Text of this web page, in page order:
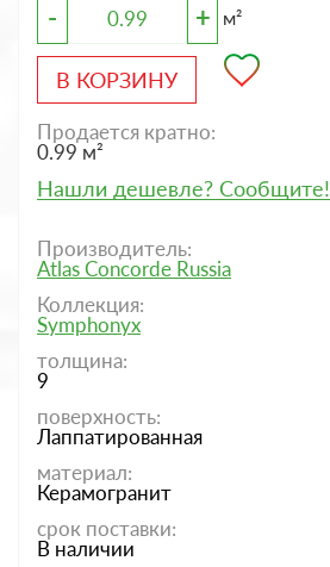
- + м²
В КОРЗИНУ
Продается кратно:
0.99 м²
Нашли дешевле? Сообщите!
Производитель:
Atlas Concorde Russia
Коллекция:
Symphonyx
толщина:
9
поверхность:
Лаппатированная
материал:
Керамогранит
срок поставки:
В наличии